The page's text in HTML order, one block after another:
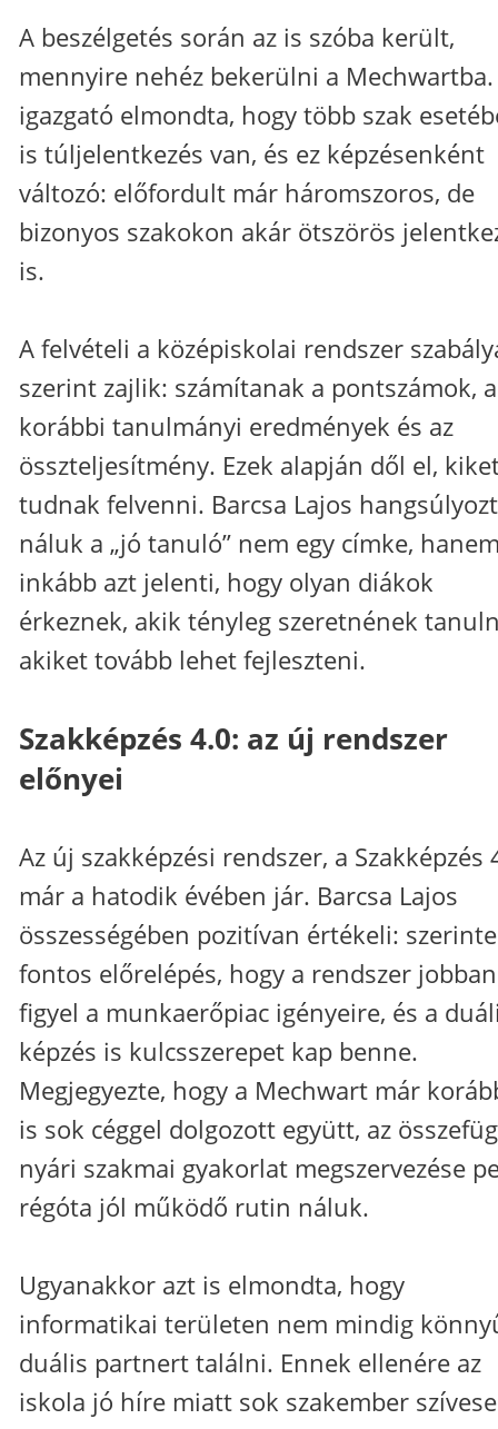
A beszélgetés során az is szóba került,
mennyire nehéz bekerülni a Mechwartba.
igazgató elmondta, hogy több szak
is túljelentkezés van, és ez képzésenként
változó: előfordult már háromszoros, de
bizonyos szakokon akár ötszörös
is.
A felvételi a középiskolai rendszer
szerint zajlik: számítanak a pontszámok, a
korábbi tanulmányi eredmények és az
összteljesítmény. Ezek alapján dől el,
tudnak felvenni. Barcsa Lajos
náluk a „jó tanuló” nem egy címke,
inkább azt jelenti, hogy olyan diákok
érkeznek, akik tényleg szeretnének
akiket tovább lehet fejleszteni.
Szakképzés 4.0: az új rendszer
előnyei
Az új szakképzési rendszer, a Szakképzés
már a hatodik évében jár. Barcsa Lajos
összességében pozitívan értékeli: szerinte
fontos előrelépés, hogy a rendszer jobban
figyel a munkaerőpiac igényeire, és a
képzés is kulcsszerepet kap benne.
Megjegyezte, hogy a Mechwart már
is sok céggel dolgozott együtt, az
nyári szakmai gyakorlat megszervezése
régóta jól működő rutin náluk.
Ugyanakkor azt is elmondta, hogy
informatikai területen nem mindig
duális partnert találni. Ennek ellenére az
iskola jó híre miatt sok szakember